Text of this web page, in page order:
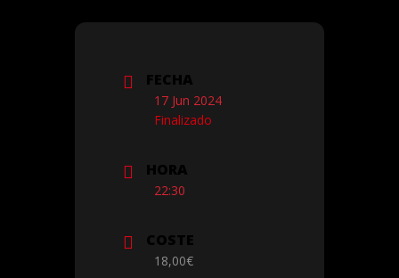
FECHA
17 Jun 2024
Finalizado
HORA
22:30
COSTE
18,00€